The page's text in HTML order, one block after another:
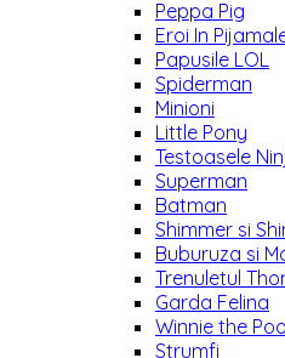
Peppa Pig
Eroi In
Papusile LOL
Spiderman
Minioni
Little Pony
Testoasele
Superman
Batman
Shimmer si
Buburuza si
Trenuletul
Garda Felina
Winnie the
Strumfi